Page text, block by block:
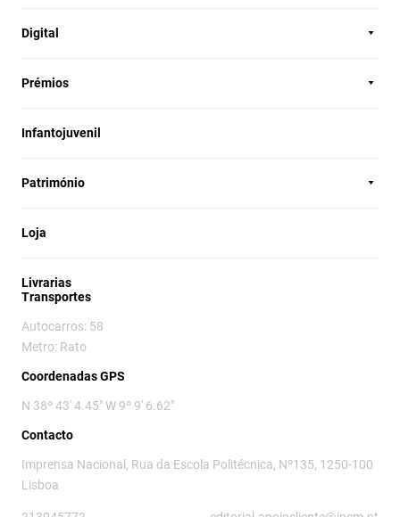
Digital
Prémios
Infantojuvenil
Património
Loja
Livrarias
Transportes
Autocarros: 58
Metro: Rato
Coordenadas GPS
N 38º 43' 4.45" W 9º 9' 6.62"
Contacto
Imprensa Nacional, Rua da Escola Politécnica, Nº135, 1250-100
Lisboa